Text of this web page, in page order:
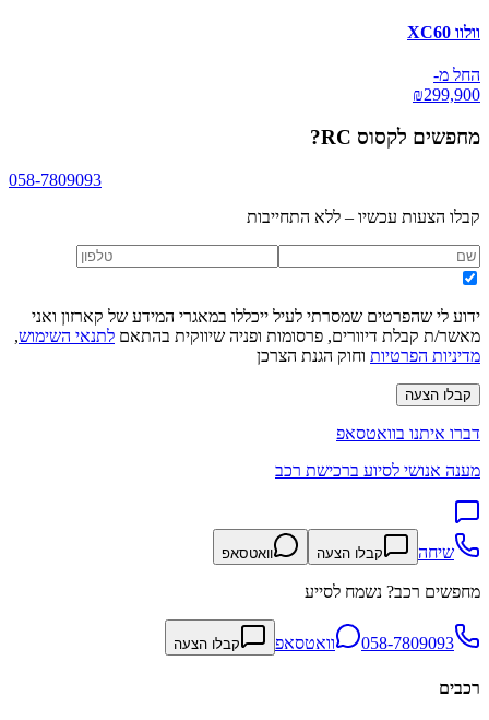
וולוו XC60
החל מ-
₪299,900
מחפשים לקסוס RC ?
058-7809093
קבלו הצעות עכשיו – ללא התחייבות
ידוע לי שהפרטים שמסרתי לעיל ייכללו במאגרי המידע של קארזון ואני
מאשר/ת קבלת דיוורים, פרסומות ופניה שיווקית בהתאם לתנאי השימוש,
מדיניות הפרטיות וחוק הגנת הצרכן
קבלו הצעה
דברו איתנו בוואטסאפ
מענה אנושי לסיוע ברכישת רכב
שיחה קבלו הצעה וואטסאפ
מחפשים רכב? נשמח לסייע
058-7809093 וואטסאפ קבלו הצעה
רכבים